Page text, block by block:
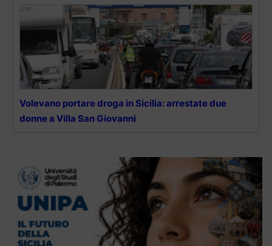
Volevano portare droga in Sicilia: arrestate due
donne a Villa San Giovanni